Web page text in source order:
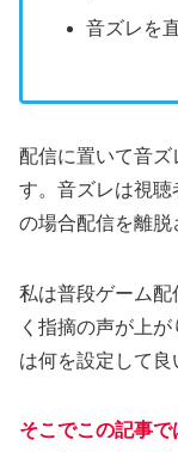
音ズレを
配信に置いて音
す。音ズレは視
の場合配信を離脱
私は普段ゲーム配
く指摘の声が上
は何を設定して良
そこでこの記事